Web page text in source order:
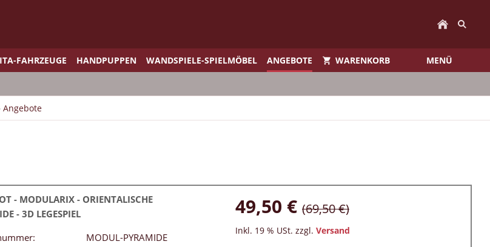
FAHRZEUGE HANDPUPPEN WANDSPIELE-SPIELMÖBEL ANGEBOTE WARENKORB MENÜ
Angebote
- MODULARIX - ORIENTALISCHE
- 3D LEGESPIEL
MODUL-PYRAMIDE
49,50 € (69,50 €)
Inkl. 19 % USt. zzgl. Versand